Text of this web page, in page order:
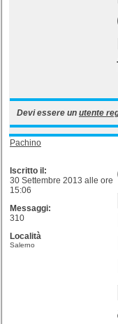
Devi essere un utente
Pachino
Iscritto il:
30 Settembre 2013 alle ore
15:06
Messaggi:
310
Località
Salerno